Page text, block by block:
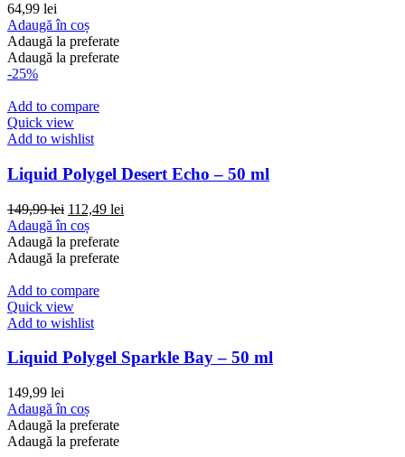
64,99 lei
Adaugă în coș
Adaugă la preferate
Adaugă la preferate
-25%
Add to compare
Quick view
Add to wishlist
Liquid Polygel Desert Echo – 50 ml
149,99lei Prețul
inițial
a
fost:
112,49 lei
Adaugă în coș
Adaugă la preferate
Adaugă la preferate
Add to compare
Quick view
Add to wishlist
Liquid Polygel Sparkle Bay – 50 ml
149,99 lei
Adaugă în coș
Adaugă la preferate
Adaugă la preferate